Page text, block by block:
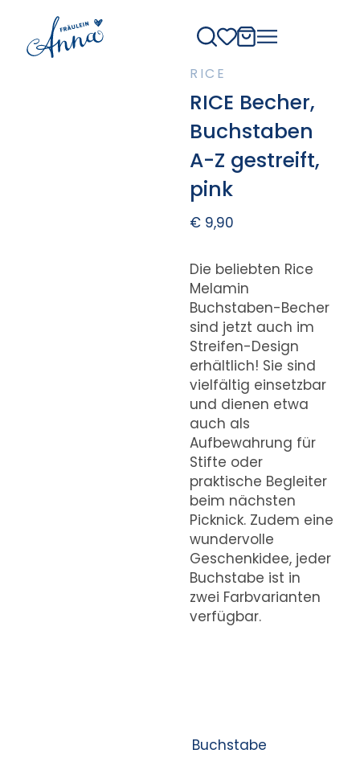
RICE
RICE Becher,
Buchstaben
A-Z gestreift,
pink
€9,90
Die beliebten Rice
Melamin
Buchstaben-Becher
sind jetzt auch im
Streifen-Design
erhältlich! Sie sind
vielfältig einsetzbar
und dienen etwa
auch als
Aufbewahrung für
Stifte oder
praktische Begleiter
beim nächsten
Picknick. Zudem eine
wundervolle
Geschenkidee, jeder
Buchstabe ist in
zwei Farbvarianten
verfügbar.
Buchstabe